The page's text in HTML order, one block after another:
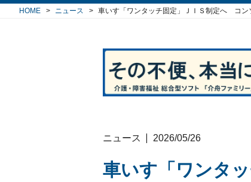
HOME ニュース 車いす「ワンタッチ固定」ＪＩＳ制定へ コン
ニュース 2026/05/26
車いす「ワンタ